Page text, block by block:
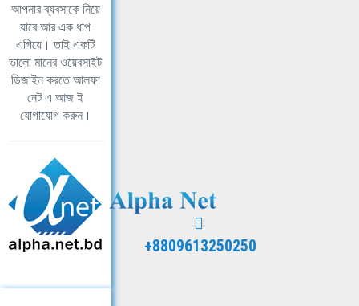
আপনার ব্যবসাকে নিয়ে
যাবে আর এক ধাপ
এগিয়ে। তাই একটি
ভালো মানের ওয়েবসাইট
ডিজাইন করতে আলফা
নেট এ আজ ই
যোগাযোগ করুন।
+8809613250250